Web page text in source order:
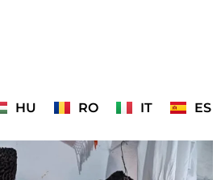
HU RO IT ES